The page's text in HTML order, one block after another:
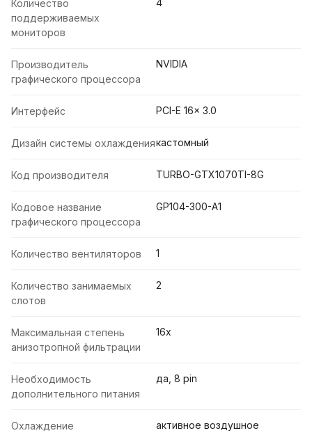
Количество
поддерживаемых
мониторов
4
Производитель
графического процессора
NVIDIA
Интерфейс PCI-E 16x 3.0
Дизайн системы охлаждениякастомный
Код производителя TURBO-GTX1070TI-8G
Кодовое название
графического процессора
GP104-300-A1
Количество вентиляторов 1
Количество занимаемых
слотов
2
Максимальная степень
анизотропной фильтрации
16x
Необходимость
дополнительного питания
да, 8 pin
Охлаждение активное воздушное